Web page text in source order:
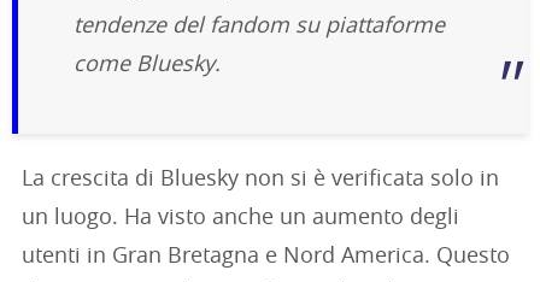
tendenze del fandom su piattaforme
come Bluesky.
La crescita di Bluesky non si è verificata solo in
un luogo. Ha visto anche un aumento degli
utenti in Gran Bretagna e Nord America. Questo